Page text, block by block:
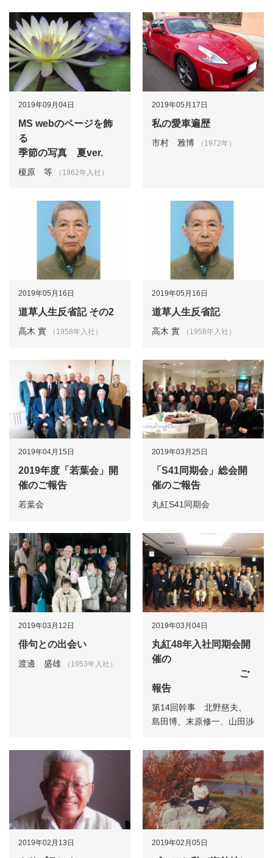
2019年09月04日
MS webのページを飾
る
季節の写真 夏ver.
榎原 等 （1962年入社）
2019年05月17日
私の愛車遍歴
市村 雅博 （1972年）
2019年05月16日
道草人生反省記 その2
高木 實 （1958年入社）
2019年05月16日
道草人生反省記
高木 實 （1958年入社）
2019年04月15日
2019年度「若葉会」開
催のご報告
若葉会
2019年03月25日
「S41同期会」総会開
催のご報告
丸紅S41同期会
2019年03月12日
俳句との出会い
渡邊 盛雄 （1953年入社）
2019年03月04日
丸紅48年入社同期会開
催の
ご
報告
第14回幹事 北野慈夫、
島田博、末原修一、山田渉
2019年02月13日 2019年02月05日